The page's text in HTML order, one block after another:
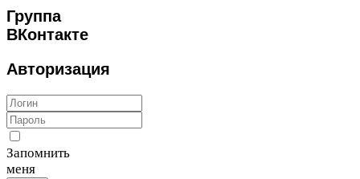
Группа
ВКонтакте
Авторизация
Запомнить
меня